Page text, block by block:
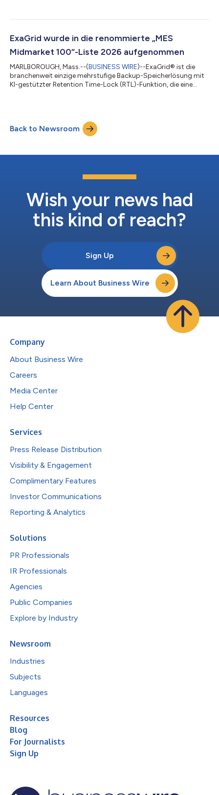
Ransomware-Angriffen bereitstellt, meldete heute ein
zweiten Quartal, das am 30. Juni 2026 endete, wurde ein
Vorjahresquar...
ExaGrid wurde in die renommierte „MES
Midmarket 100“-Liste 2026 aufgenommen
MARLBOROUGH, Mass.--(BUSINESS WIRE)--ExaGrid® ist die
branchenweit einzige mehrstufige Backup-Speicherlösung mit
KI-gestützter Retention Time-Lock (RTL)-Funktion, die eine
Wiederherstellung nach Ransomware-Angriffen umfasst. Das
Unternehmen gab heute bekannt, dass MES Computing, eine
Marke von The Channel Company, ExaGrid in die MES Mi...
Back to Newsroom
Wish your news had
this kind of reach?
Sign Up
Learn About Business Wire
Company
About Business Wire
Careers
Media Center
Help Center
Services
Press Release Distribution
Visibility & Engagement
Complimentary Features
Investor Communications
Reporting & Analytics
Solutions
PR Professionals
IR Professionals
Agencies
Public Companies
Explore by Industry
Newsroom
Industries
Subjects
Languages
Resources
Blog
For Journalists
Sign Up